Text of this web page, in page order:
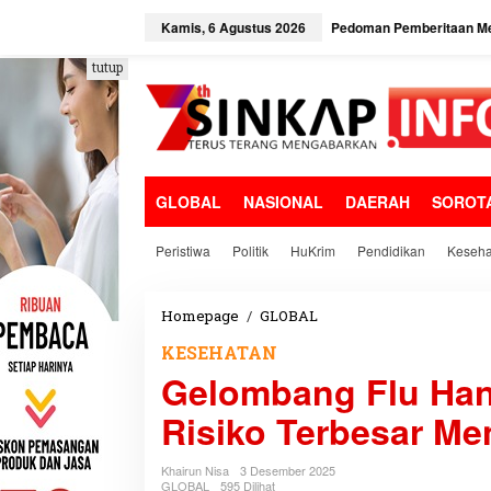
e
k
o
n
t
e
n
Kamis, 6 Agustus 2026 Pedoman Pemberitaan
GLOBAL NASIONAL DAERAH
Peristiwa Politik HuKrim Pendidikan
tutup
Homepage / GLOBAL
m
a
g
KESEHATAN
Gelombang Flu
Risiko Terbesar
Khairun Nisa
3 Desember 2025
GLOBAL
595 Dilihat